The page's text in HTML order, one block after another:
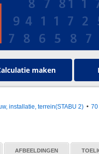
maken
installatie, terrein(STABU 2)
AFBEELDINGEN